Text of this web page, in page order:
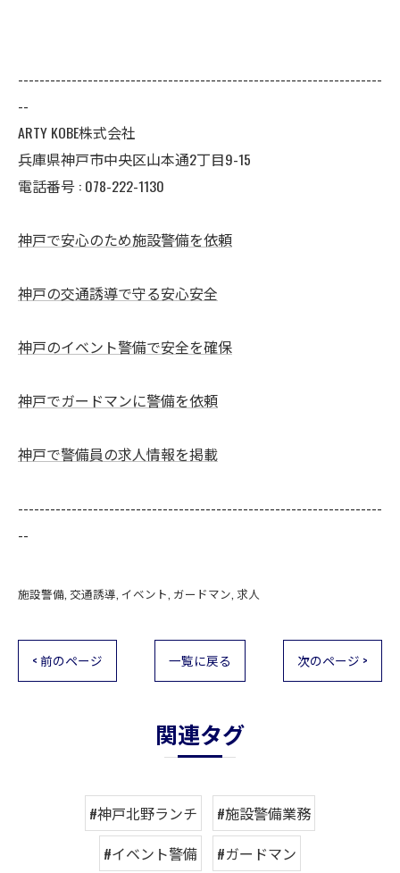
--------------------------------------------------------------------
--
ARTY KOBE株式会社
兵庫県神戸市中央区山本通2丁目9-15
電話番号 : 078-222-1130
神戸で安心のため施設警備を依頼
神戸の交通誘導で守る安心安全
神戸のイベント警備で安全を確保
神戸でガードマンに警備を依頼
神戸で警備員の求人情報を掲載
--------------------------------------------------------------------
--
施設警備 交通誘導 イベント ガードマン 求人
< 前のページ 一覧に戻る 次のページ >
関連タグ
#神戸北野ランチ
#施設警備業務
#イベント警備
#ガードマン